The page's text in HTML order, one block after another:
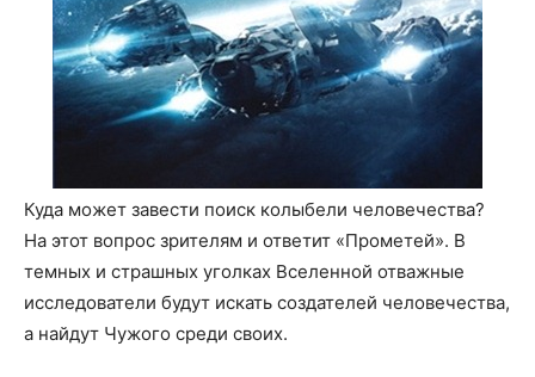
Куда может завести поиск колыбели человечества?
На этот вопрос зрителям и ответит «Прометей». В
темных и страшных уголках Вселенной отважные
исследователи будут искать создателей человечества,
а найдут Чужого среди своих.